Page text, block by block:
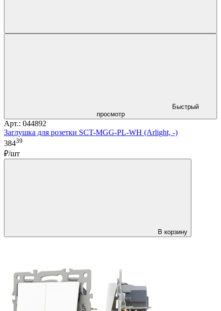
Быстрый
просмотр
Арт.: 044892
Заглушка для розетки SCT-MGG-PL-WH (Arlight, -)
38439
₽/шт
В корзину